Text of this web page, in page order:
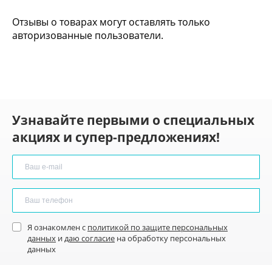
Отзывы о товарах могут оставлять только
авторизованные пользователи.
Узнавайте первыми о специальных
акциях и супер-предложениях!
Я ознакомлен с политикой по защите персональных
данных идаю согласие на обработку персональных
данных